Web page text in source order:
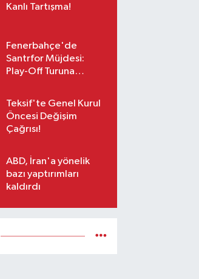
Kanlı Tartışma!
Fenerbahçe'de
Santrfor Müjdesi:
Play-Off Turuna
Teksif'te Genel Kurul
Öncesi Değişim
Çağrısı!
ABD, İran'a yönelik
bazı yaptırımları
kaldırdı